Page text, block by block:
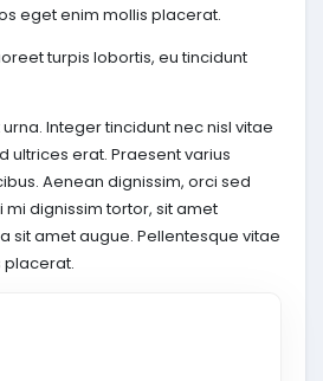
eget enim mollis placerat.
turpis lobortis, eu tincidunt
Integer tincidunt nec nisl vitae
ultrices erat. Praesent varius
Aenean dignissim, orci sed
dignissim tortor, sit amet
sit amet augue. Pellentesque vitae
placerat.